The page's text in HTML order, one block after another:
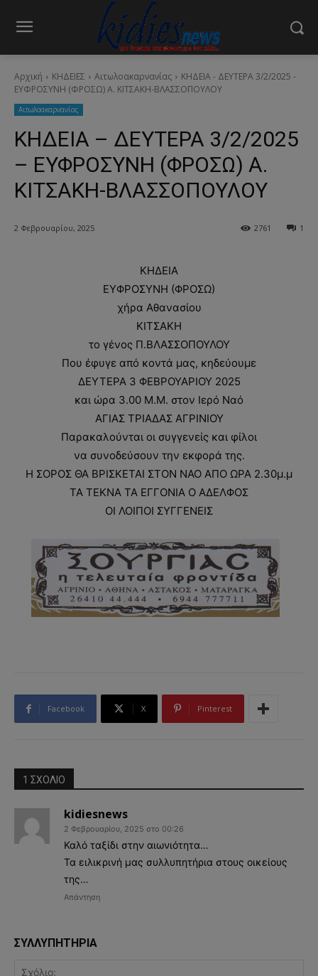
Αρχική ΚΗΔΕΙΕΣ Aιτωλοακαρνανίας
ΚΗΔΕΙΑ - ΔΕΥΤΕΡΑ 3/2/2025 -
ΕΥΦΡΟΣΥΝΗ (ΦΡΟΣΩ) Α. ΚΙΤΣΑΚΗ-ΒΛΑΣΣΟΠΟΥΛΟΥ
Aιτωλοακαρνανίας
ΚΗΔΕΙΑ – ΔΕΥΤΕΡΑ 3/2/2025
– ΕΥΦΡΟΣΥΝΗ (ΦΡΟΣΩ) Α.
ΚΙΤΣΑΚΗ-ΒΛΑΣΣΟΠΟΥΛΟΥ
2 Φεβρουαρίου, 2025 1
2761
ΚΗΔΕΙΑ
ΕΥΦΡΟΣΥΝΗ (ΦΡΟΣΩ)
χήρα Αθανασίου
ΚΙΤΣΑΚΗ
το γένος Π.ΒΛΑΣΣΟΠΟΥΛΟΥ
Που έφυγε από κοντά μας, κηδεύουμε
ΔΕΥΤΕΡΑ 3 ΦΕΒΡΟΥΑΡΙΟΥ 2025
και ώρα 3.00 Μ.Μ. στον Ιερό Ναό
ΑΓΙΑΣ ΤΡΙΑΔΑΣ ΑΓΡΙΝΙΟΥ
Παρακαλούνται οι συγγενείς και φίλοι
να συνοδεύσουν την εκφορά της.
Η ΣΟΡΟΣ ΘΑ ΒΡΙΣΚΕΤΑΙ ΣΤΟΝ ΝΑΟ ΑΠΟ ΩΡΑ 2.30μ.μ
ΤΑ ΤΕΚΝΑ ΤΑ ΕΓΓΟΝΙΑ Ο ΑΔΕΛΦΟΣ
ΟΙ ΛΟΙΠΟΙ ΣΥΓΓΕΝΕΙΣ
Facebook X Pinterest
1 ΣΧΟΛΙΟ
kidiesnews
2 Φεβρουαρίου, 2025 στο 00:26
Καλό ταξίδι στην αιωνιότητα…
Τα ειλικρινή μας συλλυπητήρια στους οικείους
της…
Απάντηση
ΣΥΛΛΥΠΗΤΗΡΙΑ